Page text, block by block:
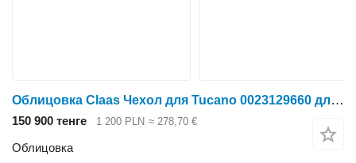
Облицовка Claas Чехол для Tucano 0023129660 для зерноуборочного комбайна Claas Tucano
150 900 тенге 1 200 PLN ≈ 278,70 €
Облицовка